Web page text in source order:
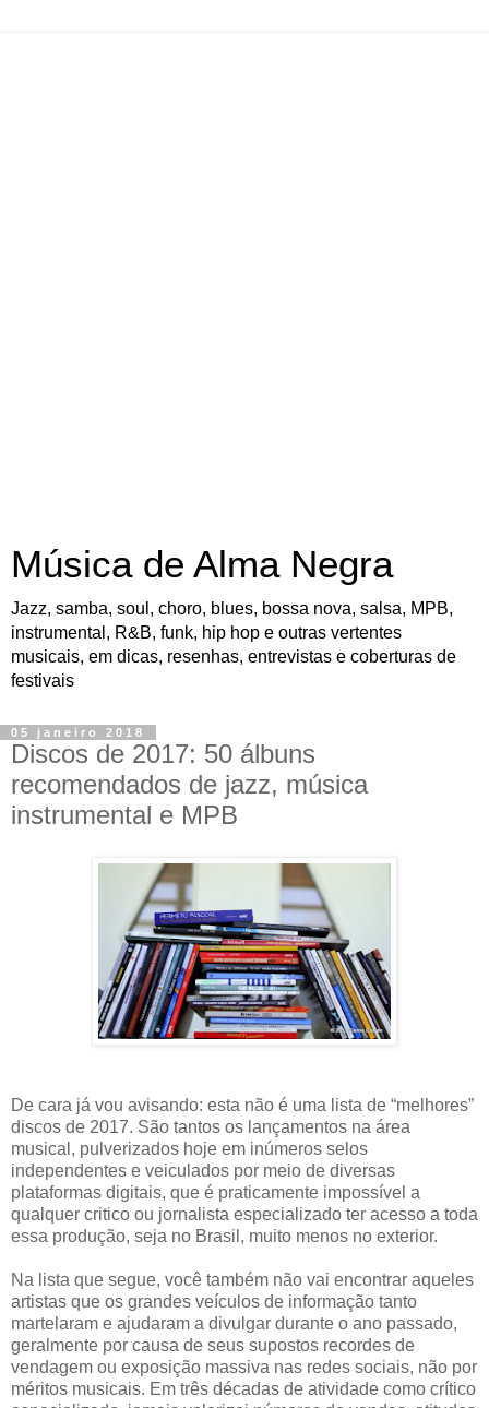
Música de Alma Negra
Jazz, samba, soul, choro, blues, bossa nova, salsa, MPB,
instrumental, R&B, funk, hip hop e outras vertentes
musicais, em dicas, resenhas, entrevistas e coberturas de
festivais
05 janeiro 2018
Discos de 2017: 50 álbuns
recomendados de jazz, música
instrumental e MPB
De cara já vou avisando: esta não é uma lista de “melhores”
discos de 2017. São tantos os lançamentos na área
musical, pulverizados hoje em inúmeros selos
independentes e veiculados por meio de diversas
plataformas digitais, que é praticamente impossível a
qualquer critico ou jornalista especializado ter acesso a toda
essa produção, seja no Brasil, muito menos no exterior.
Na lista que segue, você também não vai encontrar aqueles
artistas que os grandes veículos de informação tanto
martelaram e ajudaram a divulgar durante o ano passado,
geralmente por causa de seus supostos recordes de
vendagem ou exposição massiva nas redes sociais, não por
méritos musicais. Em três décadas de atividade como crítico